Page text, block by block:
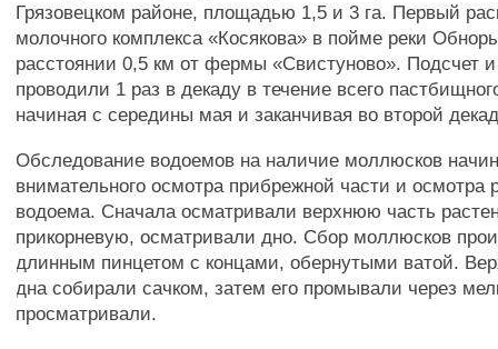
Грязовецком районе, площадью 1,5 и 3 га. Первый
молочного комплекса «Косякова» в пойме реки
расстоянии 0,5 км от фермы «Свистуново». Подсчет
проводили 1 раз в декаду в течение всего
начиная с середины мая и заканчивая во второй
Обследование водоемов на наличие моллюсков
внимательного осмотра прибрежной части и осмотра
водоема. Сначала осматривали верхнюю часть
прикорневую, осматривали дно. Сбор моллюсков
длинным пинцетом с концами, обернутыми ватой.
дна собирали сачком, затем его промывали через
просматривали.